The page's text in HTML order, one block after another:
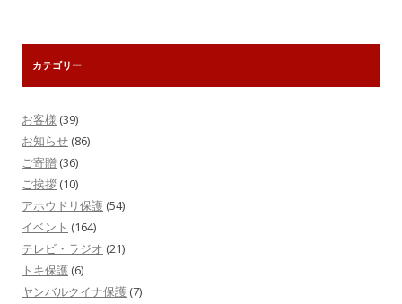
カテゴリー
お客様 (39)
お知らせ (86)
ご寄贈 (36)
ご挨拶 (10)
アホウドリ保護 (54)
イベント (164)
テレビ・ラジオ (21)
トキ保護 (6)
ヤンバルクイナ保護 (7)